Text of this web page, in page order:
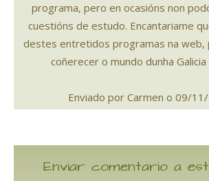
programa, pero en ocasións non
cuestións de estudo. Encantariame
destes entretidos programas na web,
coñerecer o mundo dunha Galicia
Enviado por Carmen o 09/
Enviar comentario a